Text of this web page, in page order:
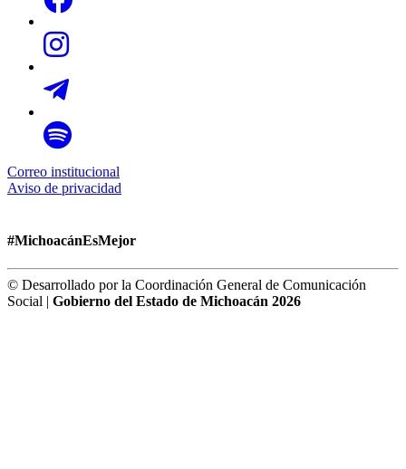
Correo institucional
Aviso de privacidad
#MichoacánEsMejor
© Desarrollado por la Coordinación General de Comunicación
Social | Gobierno del Estado de Michoacán 2026